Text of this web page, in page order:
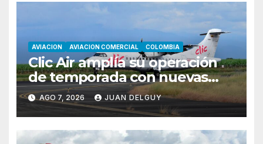
AVIACION AVIACION COMERCIAL COLOMBIA
Clic Air amplía su operación
de temporada con nuevas
rutas hacia Cartagena y Tolú
AGO 7, 2026 JUAN DELGUY